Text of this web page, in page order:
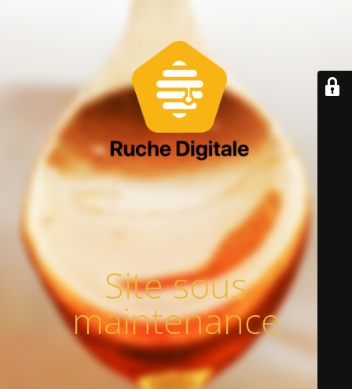
Site sous
maintenance